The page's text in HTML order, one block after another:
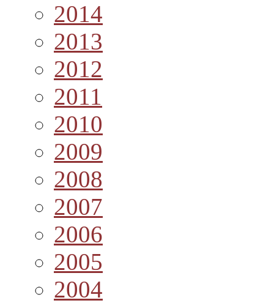
2014
2013
2012
2011
2010
2009
2008
2007
2006
2005
2004